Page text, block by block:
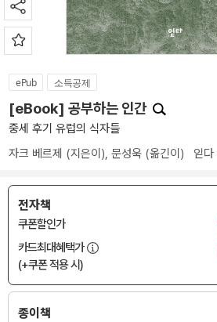
ePub 소득공제
[eBook] 공부하는 인간
중세 후기 유럽의 식자들
자크 베르제 (지은이), 문성욱 (옮긴이) 읻다
전자책
쿠폰할인가
카드최대혜택가
(+쿠폰 적용 시)
종이책